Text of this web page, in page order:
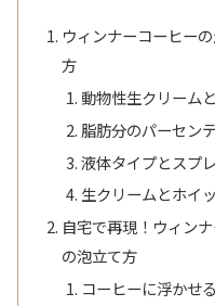
ウィンナーコーヒー
方
動物性生クリーム
脂肪分のパーセン
液体タイプとスプ
生クリームとホイ
自宅で再現！ウィン
の泡立て方
コーヒーに浮かせ